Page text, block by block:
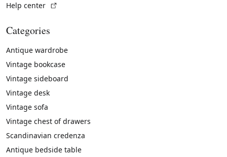
Help center
Categories
Antique wardrobe
Vintage bookcase
Vintage sideboard
Vintage desk
Vintage sofa
Vintage chest of drawers
Scandinavian credenza
Antique bedside table